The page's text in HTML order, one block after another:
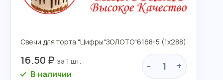
Свечи для торта "Цифры"ЗОЛОТО"6168-5 (1х288)
16.50 ₽ - +
В наличии